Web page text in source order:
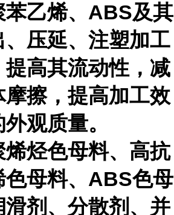
苯乙烯、ABS及其
、压延、注塑加工
提高其流动性，减
擦，提高加工效
观质量。
烃色母料、高抗
色母料、ABS色母
剂、分散剂、并